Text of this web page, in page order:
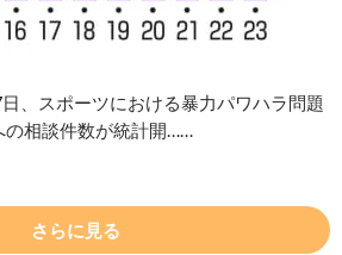
、スポーツにおける暴力パワハラ問題
の相談件数が統計開……
さらに見る